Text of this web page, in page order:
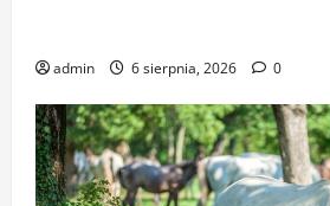
admin 6 sierpnia, 2026 0